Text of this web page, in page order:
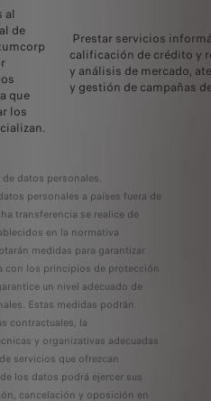
al
de
que
los
Prestar servicios
calificación de crédito y
y análisis de mercado,
y gestión de campañas
datos personales.
personales a países fuera de
transferencia se realice de
en la normativa
medidas para garantizar
con los principios de protección
un nivel adecuado de
Estas medidas podrán
contractuales, la
y organizativas adecuadas
servicios que ofrezcan
los datos podrá ejercer sus
cancelación y oposición en